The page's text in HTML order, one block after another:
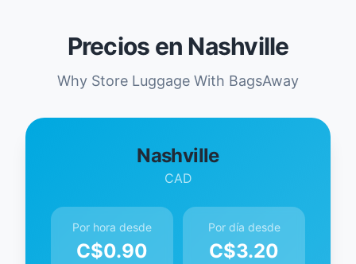
Precios en Nashville
Why Store Luggage With BagsAway
Nashville
CAD
Por hora desde
C$0.90
Por día desde
C$3.20